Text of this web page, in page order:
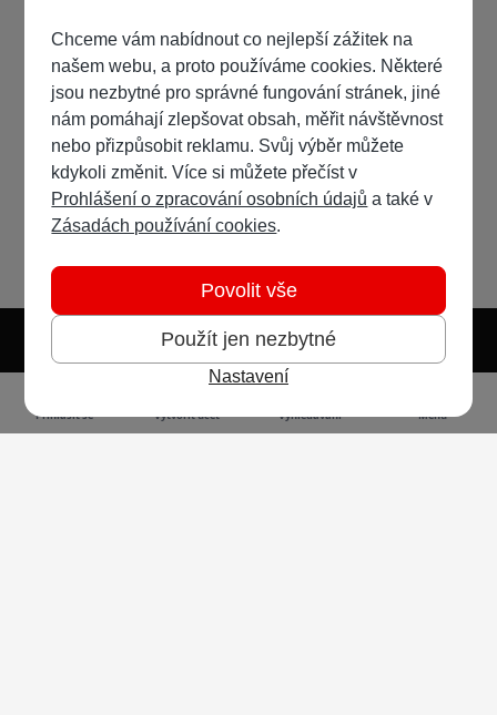
Světlý režim Předvolba systému
Přihlásit se Vytvořit účet Vyhledávání Menu
Chceme vám nabídnout co nejlepší zážitek na
našem webu, a proto používáme cookies. Některé
jsou nezbytné pro správné fungování stránek, jiné
nám pomáhají zlepšovat obsah, měřit návštěvnost
nebo přizpůsobit reklamu. Svůj výběr můžete
kdykoli změnit. Více si můžete přečíst v
Prohlášení o zpracování osobních údajů a také v
Zásadách používání cookies.
Použít jen nezbytné
Povolit vše
Nastavení